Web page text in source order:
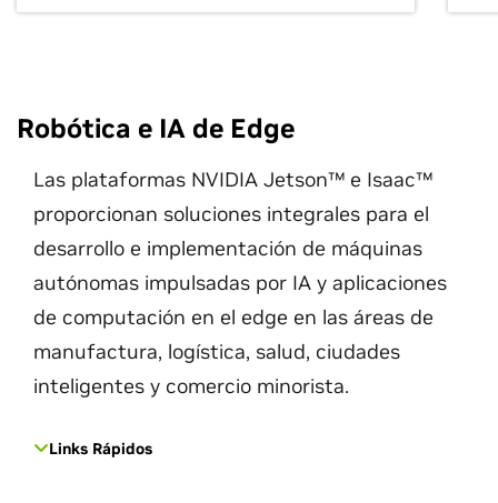
Robótica e IA de Edge
Las plataformas NVIDIA Jetson™ e Isaac™
proporcionan soluciones integrales para el
desarrollo e implementación de máquinas
autónomas impulsadas por IA y aplicaciones
de computación en el edge en las áreas de
manufactura, logística, salud, ciudades
inteligentes y comercio minorista.
Links Rápidos